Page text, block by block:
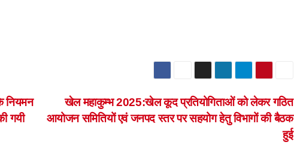
खेल महाकुम्भ 2025:खेल कूद प्रतियोगिताओं को लेकर गठित
आयोजन समितियों एवं जनपद स्तर पर सहयोग हेतु विभागों की बैठक
हुई
नियमन
गयी